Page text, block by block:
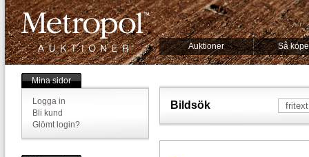
Auktioner Så
Mina sidor
Logga in
Bli kund
Glömt login?
Bildsök